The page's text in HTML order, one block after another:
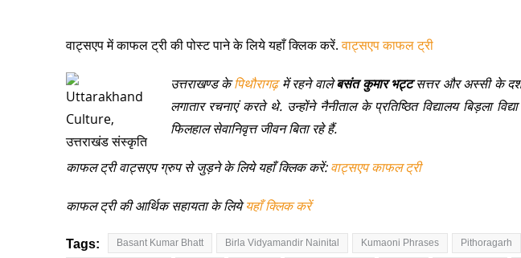
वाट्सएप में काफल ट्री की पोस्ट पाने के लिये यहाँ क्लिक करें.वाट्सएप काफल ट्री
उत्तराखण्ड केपिथौरागढ़में रहने वालेबसंत कुमार भट्टसत्तर और अस्सी के
लगातार रचनाएं करते थे. उन्होंने नैनीताल के प्रतिष्ठित विद्यालय बिड़ला
फिलहाल सेवानिवृत्त जीवन बिता रहे हैं.
काफल ट्री वाट्सएप ग्रुप से जुड़ने के लिये यहाँ क्लिक करें:वाट्सएप काफल ट्री
काफल ट्री की आर्थिक सहायता के लियेयहाँ क्लिक करें
Tags: Basant Kumar Bhatt Birla Vidyamandir Nainital Kumaoni Phrases Pithoragarh